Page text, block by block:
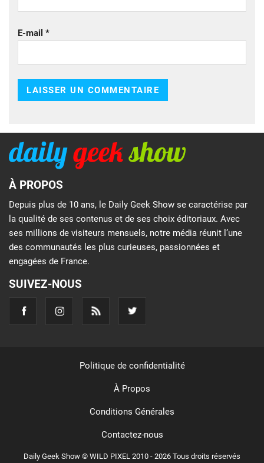
E-mail *
À PROPOS
Depuis plus de 10 ans, le Daily Geek Show se caractérise par
la qualité de ses contenus et de ses choix éditoriaux. Avec
ses millions de visiteurs mensuels, notre média réunit l’une
des communautés les plus curieuses, passionnées et
engagées de France.
SUIVEZ-NOUS
Daily Geek Show © WILD PIXEL 2010 - 2026 Tous droits réservés
Politique de confidentialité
À Propos
Conditions Générales
Contactez-nous